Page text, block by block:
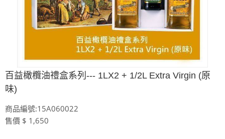
百益橄欖油禮盒系列--- 1LX2 + 1/2L Extra Virgin (原
味)
商品編號:15A060022
售價 $ 1,650